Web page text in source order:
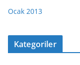
Ocak 2013
Kategoriler